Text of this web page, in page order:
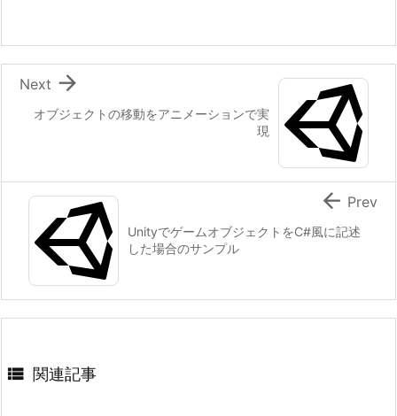
オブジェクトの移動をアニメーションで実
現

Next
UnityでゲームオブジェクトをC#風に記述
した場合のサンプル
 Prev
 関連記事